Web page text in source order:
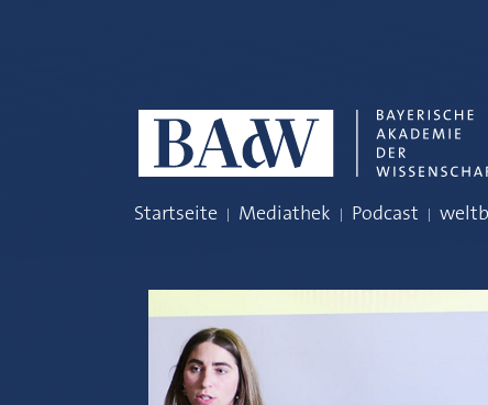
Startseite Mediathek Podcast